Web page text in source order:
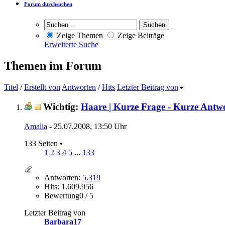
Forum durchsuchen
Zeige Themen
Zeige Beiträge
Erweiterte Suche
Themen im Forum
Titel /Erstellt von Antworten /Hits Letzter Beitrag von
Wichtig: Haare | Kurze Frage - Kurze
Amalia - 25.07.2008, 13:50 Uhr
133 Seiten •
1 2 3 4 5 ... 133
Antworten: 5.319
Hits: 1.609.956
Bewertung0 / 5
Letzter Beitrag von
Barbara17